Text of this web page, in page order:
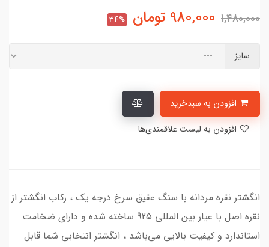
1,480,000
980,000 تومان 34%
سایز
انگشتر نقره مردانه با سنگ عقیق سرخ درجه یک ، رکاب انگشتر از
نقره اصل با عیار بین المللی 925 ساخته شده و دارای ضخامت
استاندارد و کیفیت بالایی می‌باشد ، انگشتر انتخابی شما قابل